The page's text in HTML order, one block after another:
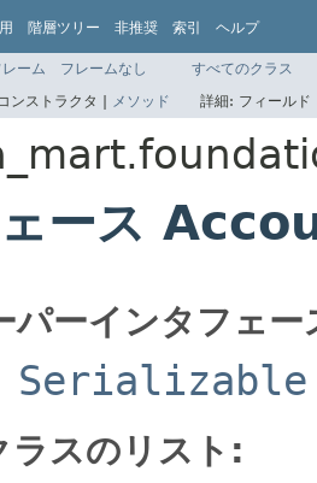
階層ツリー 非推奨 索引 ヘルプ
レーム フレームなし
すべてのクラス
コンストラクタ | メソッド 詳細: フィール
ェース
パーインタフェー
Serializable
ラスのリスト: